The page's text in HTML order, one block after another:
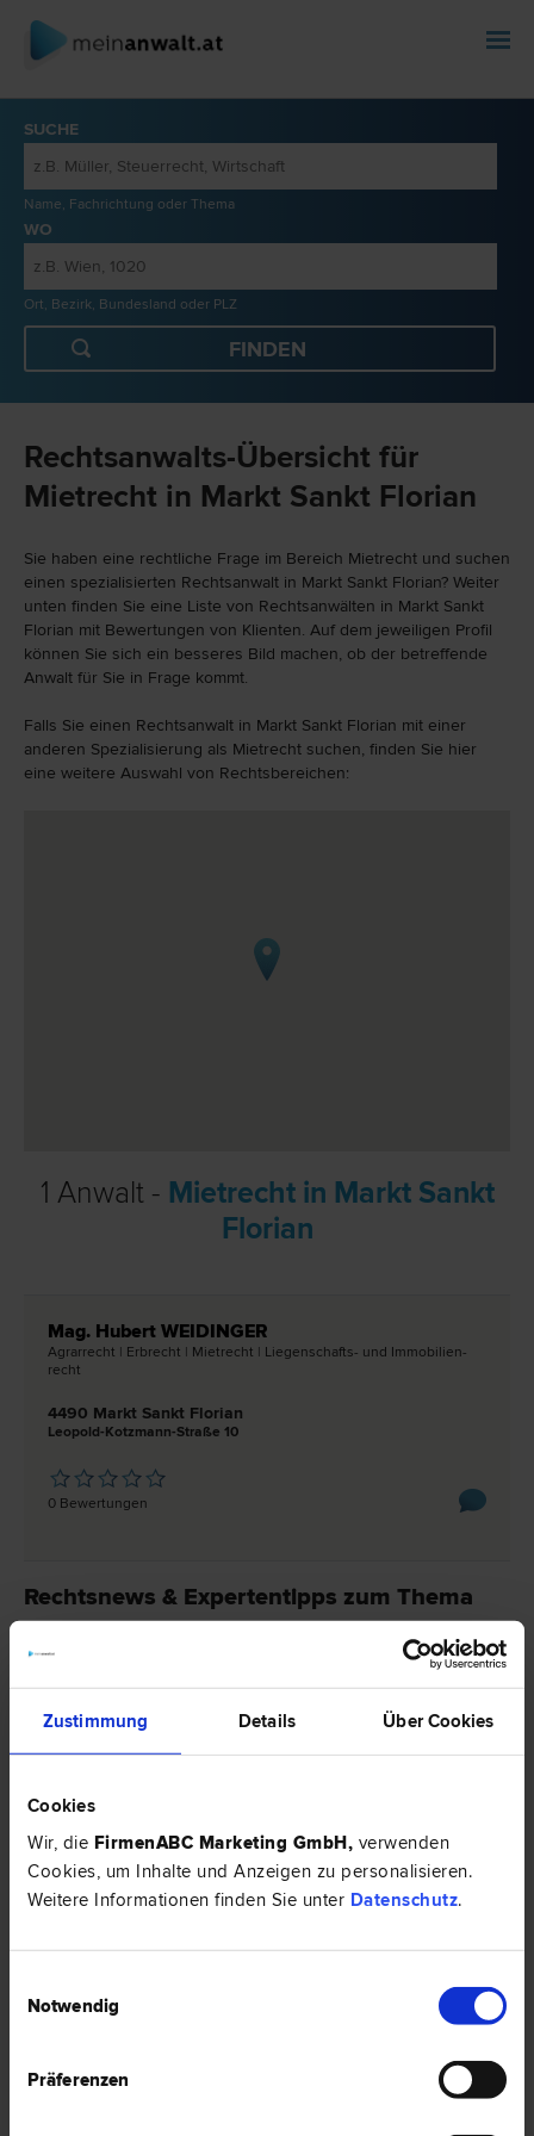
Zustimmung Details Über Cookies
Cookies
Wir, die FirmenABC Marketing GmbH, verwenden
Cookies, um Inhalte und Anzeigen zu personalisieren.
Weitere Informationen finden Sie unter Datenschutz.
Notwendig
Präferenzen
SUCHE
Name, Fachrichtung oder Thema
WO
Ort, Bezirk, Bundesland oder PLZ
Rechtsanwalts-Übersicht für
Mietrecht in Markt Sankt Florian
Sie haben eine rechtliche Frage im Bereich Mietrecht und suchen
einen spezialisierten Rechtsanwalt in Markt Sankt Florian? Weiter
unten finden Sie eine Liste von Rechtsanwälten in Markt Sankt
Florian mit Bewertungen von Klienten. Auf dem jeweiligen Profil
können Sie sich ein besseres Bild machen, ob der betreffende
Anwalt für Sie in Frage kommt.
Falls Sie einen Rechtsanwalt in Markt Sankt Florian mit einer
anderen Spezialisierung als Mietrecht suchen, finden Sie hier
eine weitere Auswahl von Rechtsbereichen:
1 Anwalt - Mietrecht in Markt Sankt
Florian
Mag. Hubert WEIDINGER
Agrar­recht | Erb­recht | Miet­recht | Liegenschafts- und Immobilien­
recht
4490 Markt Sankt Florian
Leopold-Kotzmann-Straße 10
0 Bewertungen
Rechtsnews & Expertentipps zum Thema
"Mietrecht"
RECHTSNEWS
beachten?
„nur zu Wohnzwecken“. Daher stellt sich die Fragen, welche
Auswirkungen dieser Zusatz auf diverse „Home-Office“-Tätigkeiten